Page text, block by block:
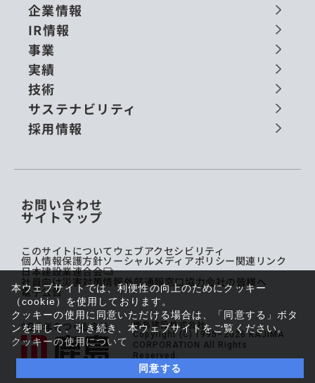
本ウェブサイトでは、利便性の向上のためにクッキー
（cookie）を使用しております。
クッキーの使用に同意いただける場合は、「同意する」ボタ
ンを押して、引き続き、本ウェブサイトをご覧ください。
クッキーの使用について
同意する
企業情報
IR情報
事業
実績
技術
サステナビリティ
採用情報
お問い合わせ
サイトマップ
このサイトについてウェブアクセシビリティ
個人情報保護方針ソーシャルメディアポリシー関連リンク
日本建設業連合会
社員向け災害対策情報外部通報窓口協力会社の皆様へ
電子公告
鹿島建設株式会社
Copyright (C) 1995–2026 KAJIMA
CORPORATION All Rights
Reserved.